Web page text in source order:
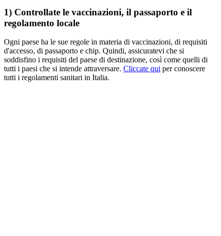
1) Controllate le vaccinazioni, il passaporto e il
regolamento locale
Ogni paese ha le sue regole in materia di vaccinazioni, di requisiti
d'accesso, di passaporto e chip. Quindi, assicuratevi che si
soddisfino i requisiti del paese di destinazione, così come quelli di
tutti i paesi che si intende attraversare. Cliccate qui per conoscere
tutti i regolamenti sanitari in Italia.